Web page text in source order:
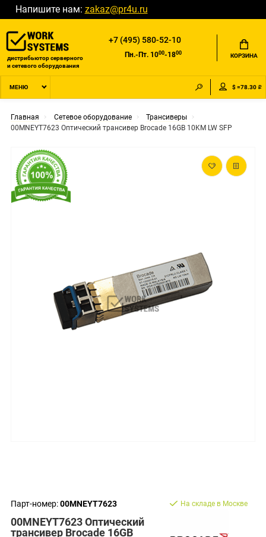
Напишите нам: zakaz@pr4u.ru
дистрибьютор серверного
и сетевого оборудования
+7 (495) 580-52-10
Пн.-Пт. 1000-1800 КОРЗИНА
МЕНЮ $ =78.30 ₽
Главная Сетевое оборудование
Трансиверы
00MNEYT7623 Оптический трансивер Brocade 16GB 10KM LW SFP
Парт-номер:00MNEYT7623
00MNEYT7623 Оптический
трансивер Brocade 16GB
На складе в Москве